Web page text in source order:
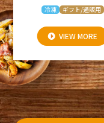
冷凍 ギフト/通販用
VIEW MORE